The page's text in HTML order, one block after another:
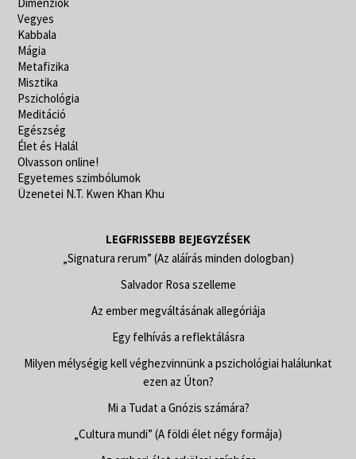
Vegyes
Kabbala
Mágia
Metafizika
Misztika
Pszichológia
Meditáció
Egészség
Élet és Halál
Olvasson online!
Egyetemes szimbólumok
Üzenetei N.T. Kwen Khan Khu
LEGFRISSEBB BEJEGYZÉSEK
„Signatura rerum” (Az aláírás minden dologban)
Salvador Rosa szelleme
Az ember megváltásának allegóriája
Egy felhívás a reflektálásra
Milyen mélységig kell véghezvinnünk a pszichológiai halálunkat
ezen az Úton?
Mi a Tudat a Gnózis számára?
„Cultura mundi” (A földi élet négy formája)